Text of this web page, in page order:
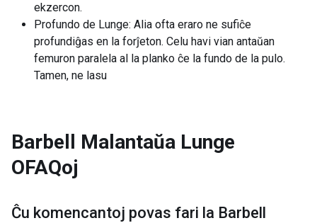
ekzercon.
Profundo de Lunge: Alia ofta eraro ne sufiĉe
profundiĝas en la forĵeton. Celu havi vian antaŭan
femuron paralela al la planko ĉe la fundo de la pulo.
Tamen, ne lasu
Barbell Malantaŭa Lunge
OFAQoj
Ĉu komencantoj povas fari la Barbell